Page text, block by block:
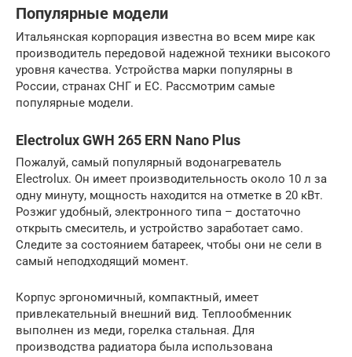
Популярные модели
Итальянская корпорация известна во всем мире как
производитель передовой надежной техники высокого
уровня качества. Устройства марки популярны в
России, странах СНГ и ЕС. Рассмотрим самые
популярные модели.
Electrolux GWH 265 ERN Nano Plus
Пожалуй, самый популярный водонагреватель
Еlectrolux. Он имеет производительность около 10 л за
одну минуту, мощность находится на отметке в 20 кВт.
Розжиг удобный, электронного типа – достаточно
открыть смеситель, и устройство заработает само.
Следите за состоянием батареек, чтобы они не сели в
самый неподходящий момент.
Корпус эргономичный, компактный, имеет
привлекательный внешний вид. Теплообменник
выполнен из меди, горелка стальная. Для
производства радиатора была использована